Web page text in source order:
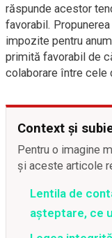
răspunde acestor
favorabil.
impozite pentru
primită favorabil de
colaborare între cele
Context și
Pentru o imagine
și aceste articole
Lentila de
așteptare, ce